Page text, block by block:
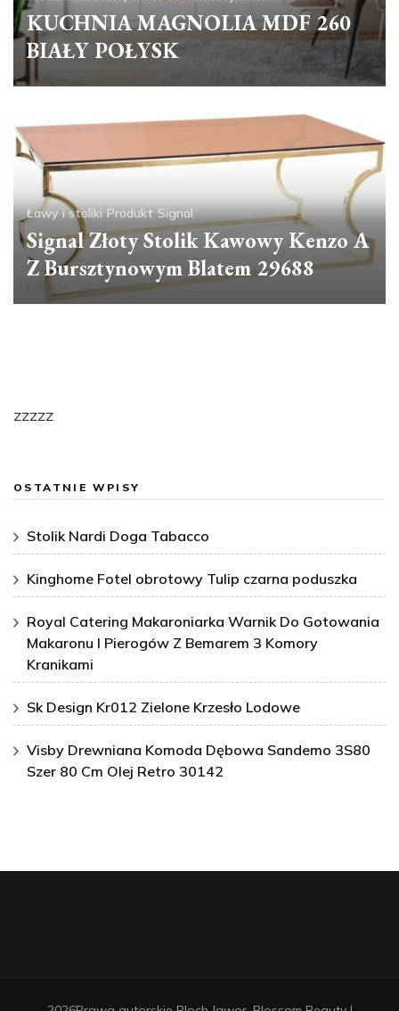
KUCHNIA MAGNOLIA MDF 260
BIAŁY POŁYSK
Ławy i stoliki Produkt Signal
Signal Złoty Stolik Kawowy Kenzo A
Z Bursztynowym Blatem 29688
zzzzz
OSTATNIE WPISY
Stolik Nardi Doga Tabacco
Kinghome Fotel obrotowy Tulip czarna poduszka
Royal Catering Makaroniarka Warnik Do Gotowania
Makaronu I Pierogów Z Bemarem 3 Komory
Kranikami
Sk Design Kr012 Zielone Krzesło Lodowe
Visby Drewniana Komoda Dębowa Sandemo 3S80
Szer 80 Cm Olej Retro 30142